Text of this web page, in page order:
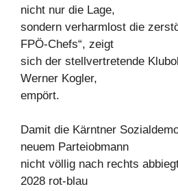
nicht nur die Lage,
sondern verharmlost die
FPÖ-Chefs“, zeigt
sich der stellvertretende
Werner Kogler,
empört.
Damit die Kärntner
neuem Parteiobmann
nicht völlig nach rechts
2028 rot-blau